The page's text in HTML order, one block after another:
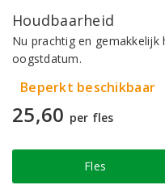
Houdbaarheid
Nu prachtig en
oogstdatum.
Beperkt beschikbaar
25,60 per fles
Fles